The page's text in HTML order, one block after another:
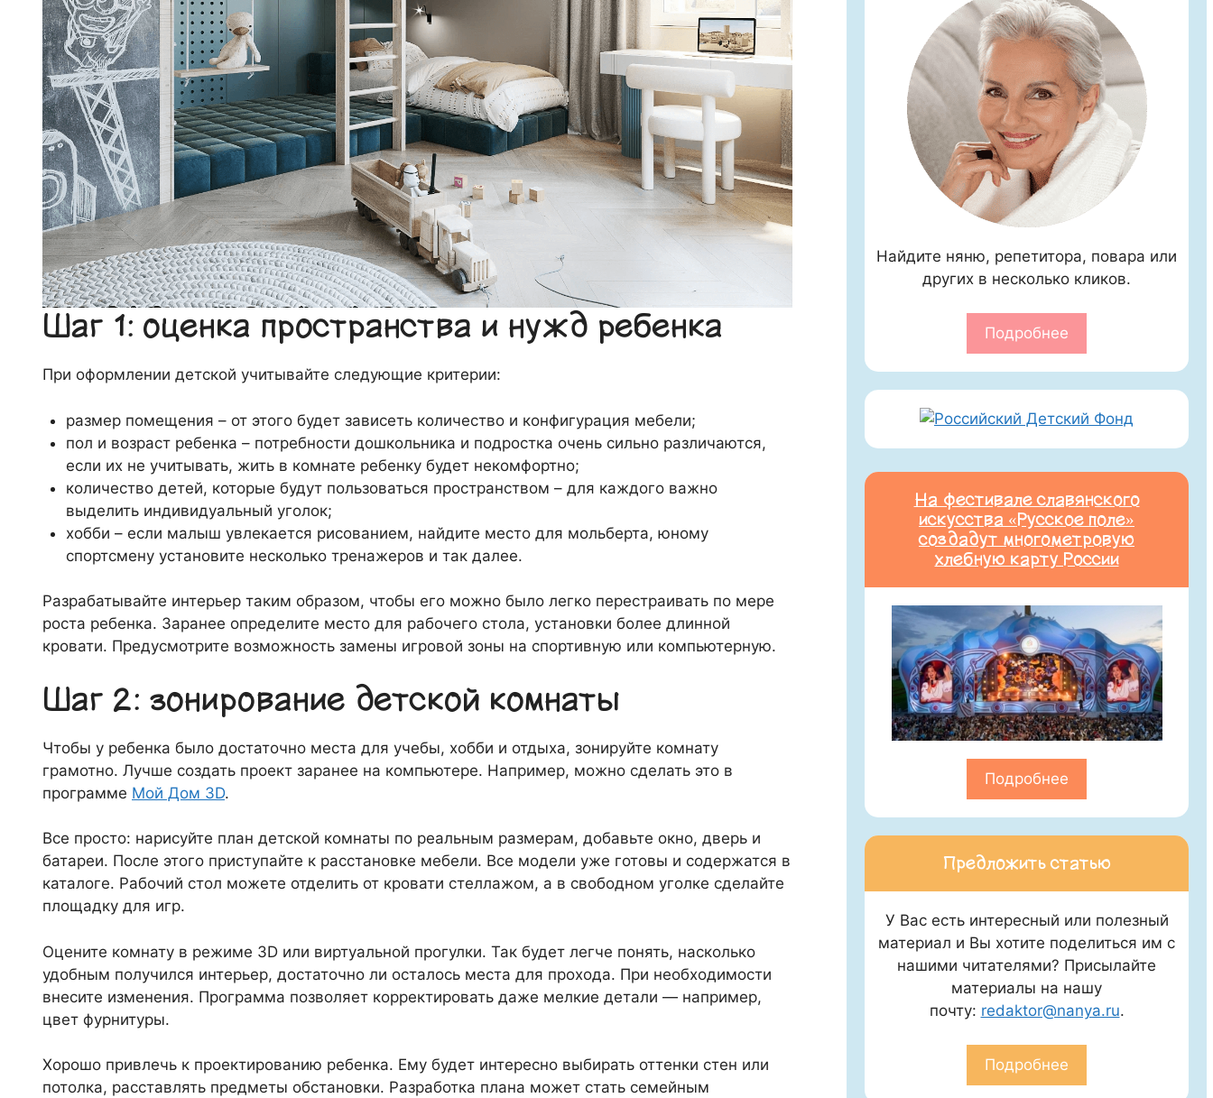
Шаг 1: оценка пространства и нужд ребенка
При оформлении детской учитывайте следующие критерии:
размер помещения – от этого будет зависеть количество и конфигурация мебели;
пол и возраст ребенка – потребности дошкольника и подростка очень сильно различаются,
если их не учитывать, жить в комнате ребенку будет некомфортно;
количество детей, которые будут пользоваться пространством – для каждого важно
выделить индивидуальный уголок;
хобби – если малыш увлекается рисованием, найдите место для мольберта, юному
спортсмену установите несколько тренажеров и так далее.
Разрабатывайте интерьер таким образом, чтобы его можно было легко перестраивать по мере
роста ребенка. Заранее определите место для рабочего стола, установки более длинной
кровати. Предусмотрите возможность замены игровой зоны на спортивную или компьютерную.
Шаг 2: зонирование детской комнаты
Чтобы у ребенка было достаточно места для учебы, хобби и отдыха, зонируйте комнату
грамотно. Лучше создать проект заранее на компьютере. Например, можно сделать это в
программе Мой Дом 3D.
Все просто: нарисуйте план детской комнаты по реальным размерам, добавьте окно, дверь и
батареи. После этого приступайте к расстановке мебели. Все модели уже готовы и содержатся в
каталоге. Рабочий стол можете отделить от кровати стеллажом, а в свободном уголке сделайте
площадку для игр.
Оцените комнату в режиме 3D или виртуальной прогулки. Так будет легче понять, насколько
удобным получился интерьер, достаточно ли осталось места для прохода. При необходимости
внесите изменения. Программа позволяет корректировать даже мелкие детали — например,
цвет фурнитуры.
Хорошо привлечь к проектированию ребенка. Ему будет интересно выбирать оттенки стен или
потолка, расставлять предметы обстановки. Разработка плана может стать семейным
Найдите няню, репетитора, повара или
других в несколько кликов.
Подробнее
На фестивале славянского
искусства «Русское поле»
создадут многометровую
хлебную карту России
Подробнее
Предложить статью
У Вас есть интересный или полезный
материал и Вы хотите поделиться им с
нашими читателями? Присылайте
материалы на нашу
почту: redaktor@nanya.ru.
Подробнее